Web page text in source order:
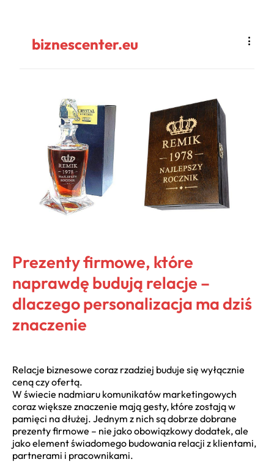
biznescenter.eu
Prezenty firmowe, które
naprawdę budują relacje –
dlaczego personalizacja ma dziś
znaczenie
Relacje biznesowe coraz rzadziej buduje się wyłącznie
ceną czy ofertą.
W świecie nadmiaru komunikatów marketingowych
coraz większe znaczenie mają gesty, które zostają w
pamięci na dłużej. Jednym z nich są dobrze dobrane
prezenty firmowe – nie jako obowiązkowy dodatek, ale
jako element świadomego budowania relacji z klientami,
partnerami i pracownikami.